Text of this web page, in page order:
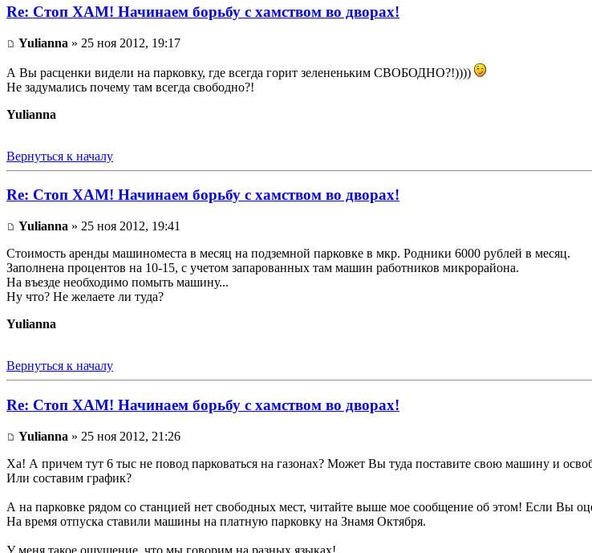
Re: Стоп ХАМ! Начинаем борьбу с хамством во дворах!
Yulianna » 25 ноя 2012, 19:17
А Вы расценки видели на парковку, где всегда горит зелененьким СВОБОДНО?!))))
Не задумались почему там всегда свободно?!
Yulianna
Вернуться к началу
Re: Стоп ХАМ! Начинаем борьбу с хамством во дворах!
Yulianna » 25 ноя 2012, 19:41
Стоимость аренды машиноместа в месяц на подземной парковке в мкр. Родники 6000 рублей в месяц.
Заполнена процентов на 10-15, с учетом запарованных там машин работников микрорайона.
На въезде необходимо помыть машину...
Ну что? Не желаете ли туда?
Yulianna
Вернуться к началу
Re: Стоп ХАМ! Начинаем борьбу с хамством во дворах!
Yulianna » 25 ноя 2012, 21:26
Ха! А причем тут 6 тыс не повод парковаться на газонах? Может Вы туда поставите свою машину и
Или составим график?
А на парковке рядом со станцией нет свободных мест, читайте выше мое сообщение об этом! Если Вы
На время отпуска ставили машины на платную парковку на Знамя Октября.
У меня такое ощущение, что мы говорим на разных языках!